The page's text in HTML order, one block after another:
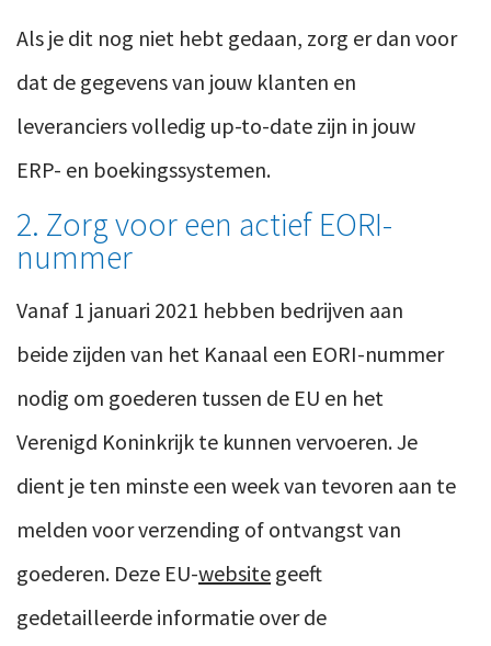
Als je dit nog niet hebt gedaan, zorg er dan voor
dat de gegevens van jouw klanten en
leveranciers volledig up-to-date zijn in jouw
ERP- en boekingssystemen.
2. Zorg voor een actief EORI-
nummer
Vanaf 1 januari 2021 hebben bedrijven aan
beide zijden van het Kanaal een EORI-nummer
nodig om goederen tussen de EU en het
Verenigd Koninkrijk te kunnen vervoeren. Je
dient je ten minste een week van tevoren aan te
melden voor verzending of ontvangst van
goederen. Deze EU-website geeft
gedetailleerde informatie over de